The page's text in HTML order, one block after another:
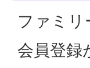
ファミ
会員登録